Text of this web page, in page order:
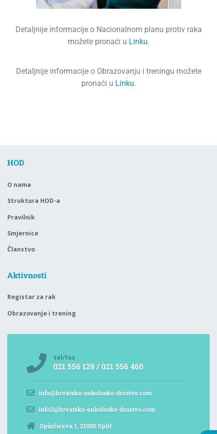
Detaljnije informacije o Nacionalnom planu protiv raka
možete pronaći u Linku.
Detaljnije informacije o Obrazovanju i treningu možete
pronaći u Linku.
HOD
O nama
Struktura HOD-a
Pravilnik
Smjernice
Članstvo
Aktivnosti
Registar za rak
Obrazovanje i trening
tel/fax
021 556 129 / 021 556 460
info@hrvatsko-onkolosko-drustvo.com
info2@hrvatsko-onkolosko-drustvo.com
Spinčićeva 1, 21000 Split